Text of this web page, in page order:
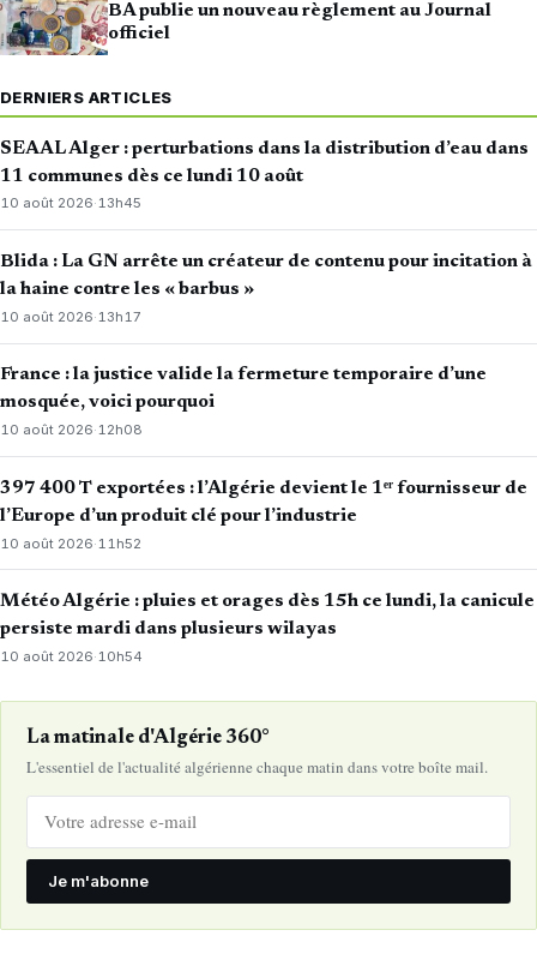
BA publie un nouveau règlement au Journal
officiel
DERNIERS ARTICLES
SEAAL Alger : perturbations dans la distribution d’eau dans
11 communes dès ce lundi 10 août
10 août 2026·13h45
Blida : La GN arrête un créateur de contenu pour incitation à
la haine contre les « barbus »
10 août 2026·13h17
France : la justice valide la fermeture temporaire d’une
mosquée, voici pourquoi
10 août 2026·12h08
397 400 T exportées : l’Algérie devient le 1ᵉʳ fournisseur de
l’Europe d’un produit clé pour l’industrie
10 août 2026· 11h52
Météo Algérie : pluies et orages dès 15h ce lundi, la canicule
persiste mardi dans plusieurs wilayas
10 août 2026·10h54
La matinale d'Algérie 360°
L'essentiel de l'actualité algérienne chaque matin dans votre boîte mail.
Je m'abonne